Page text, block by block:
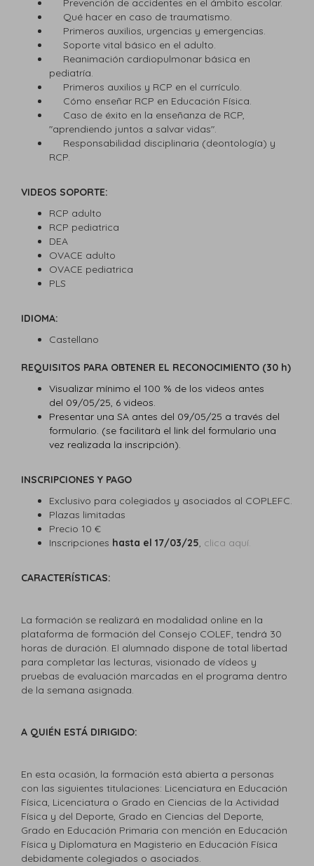
Prevención de accidentes en el ámbito escolar.
Qué hacer en caso de traumatismo.
Primeros auxilios, urgencias y emergencias.
Soporte vital básico en el adulto.
Reanimación cardiopulmonar básica en
pediatría.
Primeros auxilios y RCP en el currículo.
Cómo enseñar RCP en Educación Física.
Caso de éxito en la enseñanza de RCP,
"aprendiendo juntos a salvar vidas".
Responsabilidad disciplinaria (deontología) y
RCP.
VIDEOS SOPORTE:
RCP adulto
RCP pediatrica
DEA
OVACE adulto
OVACE pediatrica
PLS
IDIOMA:
Castellano
REQUISITOS PARA OBTENER EL RECONOCIMIENTO (30 h)
Visualizar mínimo el 100 % de los videos antes
del 09/05/25, 6 videos.
Presentar una SA antes del 09/05/25 a través del
formulario. (se facilitarà el link del formulario una
vez realizada la inscripción).
INSCRIPCIONES Y PAGO
Exclusivo para colegiados y asociados al COPLEFC.
Plazas limitadas
Precio 10 €
Inscripciones hasta el 17/03/25, clica aquí.
CARACTERÍSTICAS:
La formación se realizará en modalidad online en la
plataforma de formación del Consejo COLEF, tendrá 30
horas de duración. El alumnado dispone de total libertad
para completar las lecturas, visionado de vídeos y
pruebas de evaluación marcadas en el programa dentro
de la semana asignada.
A QUIÉN ESTÁ DIRIGIDO:
En esta ocasión, la formación está abierta a personas
con las siguientes titulaciones: Licenciatura en Educación
Física, Licenciatura o Grado en Ciencias de la Actividad
Física y del Deporte, Grado en Ciencias del Deporte,
Grado en Educación Primaria con mención en Educación
Física y Diplomatura en Magisterio en Educación Física
debidamente colegiados o asociados.